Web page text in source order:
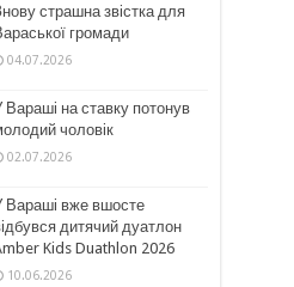
страшна звістка для
громади
04.07.2026
Вараші на ставку потонув
чоловік
02.07.2026
Вараші вже вшосте
дитячий дуатлон
Kids Duathlon 2026
10.06.2026